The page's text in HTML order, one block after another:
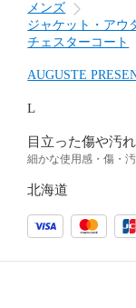
メンズ
ジャケット・アウ
チェスターコート
AUGUSTE
L
目立った傷や汚
細かな使用感・傷・
北海道